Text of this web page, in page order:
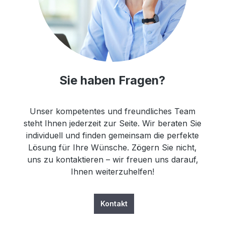
Sie haben Fragen?
Unser kompetentes und freundliches Team
steht Ihnen jederzeit zur Seite. Wir beraten Sie
individuell und finden gemeinsam die perfekte
Lösung für Ihre Wünsche. Zögern Sie nicht,
uns zu kontaktieren – wir freuen uns darauf,
Ihnen weiterzuhelfen!
Kontakt